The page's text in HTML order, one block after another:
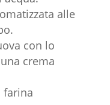
alle
con lo
crema
farina